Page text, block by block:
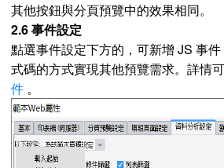
其他按鈕與分頁預覽中的效果相同。
2.6 事件設定
點選事件設定下方的，可新增 JS 事
式碼的方式實現其他預覽需求。詳情可
件 。